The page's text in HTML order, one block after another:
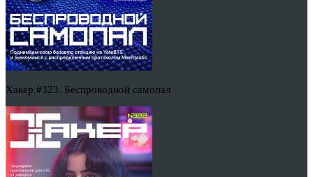
Хакер #323. Беспроводной самопал